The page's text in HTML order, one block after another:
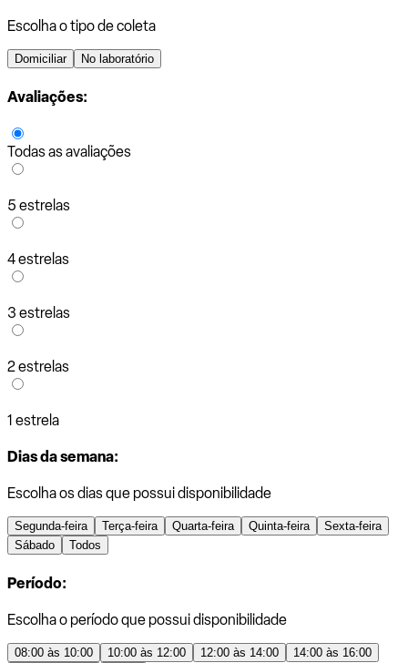
Escolha o tipo de coleta
Domiciliar No laboratório
Avaliações:
Todas as avaliações
5 estrelas
4 estrelas
3 estrelas
2 estrelas
1 estrela
Dias da semana:
Escolha os dias que possui disponibilidade
Segunda-feira Terça-feira Quarta-feira Quinta-feira
Sexta-feira
Sábado
Todos
Período:
Escolha o período que possui disponibilidade
08:00 às 10:00 10:00 às 12:00 12:00 às 14:00
14:00 às 16:00